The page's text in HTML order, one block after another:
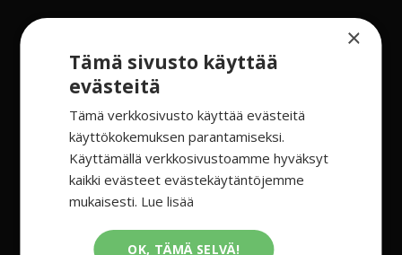
×
Tämä sivusto käyttää
evästeitä
Tämä verkkosivusto käyttää evästeitä
käyttökokemuksen parantamiseksi.
Käyttämällä verkkosivustoamme hyväksyt
kaikki evästeet evästekäytäntöjemme
mukaisesti. Lue lisää
OK, TÄMÄ SELVÄ!